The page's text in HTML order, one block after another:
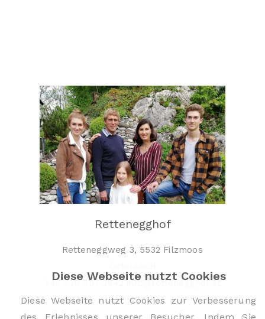
Diese Webseite nutzt Cookies
Diese Webseite nutzt Cookies zur Verbesserung
Rettenegghof
Retteneggweg 3, 5532 Filzmoos
+43 670 657 2942 info@rettenegghof.at